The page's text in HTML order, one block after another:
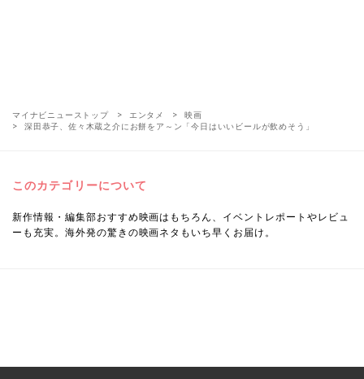
マイナビニューストップ エンタメ
映画
深田恭子、佐々木蔵之介にお餅をア～ン「今日はいいビールが飲めそう」
このカテゴリーについて
新作情報・編集部おすすめ映画はもちろん、イベントレポートやレビュ
ーも充実。海外発の驚きの映画ネタもいち早くお届け。